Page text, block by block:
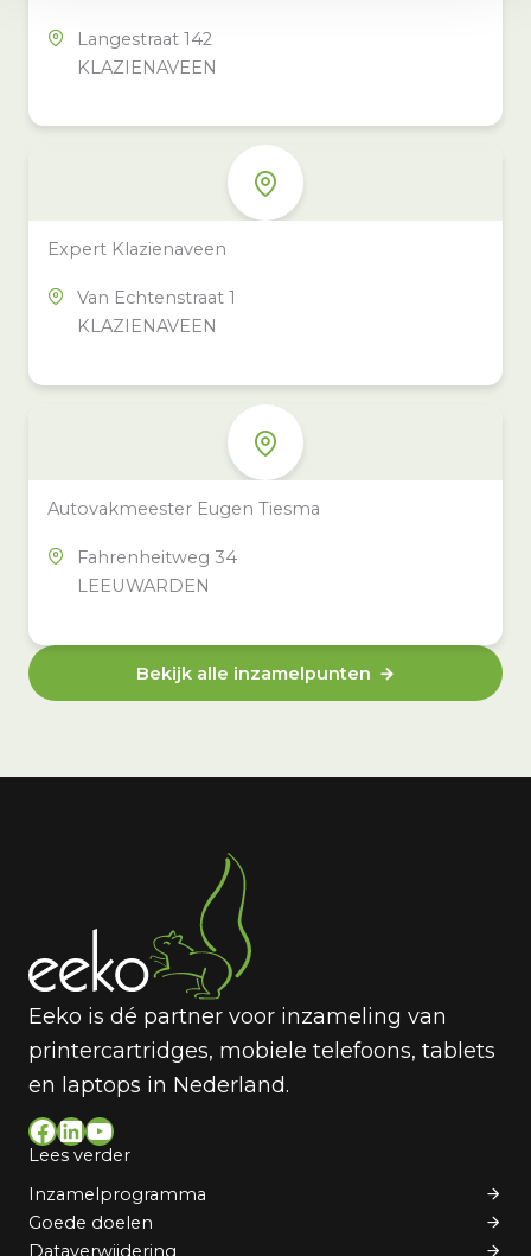
Langestraat 142
KLAZIENAVEEN
Expert Klazienaveen
Van Echtenstraat 1
KLAZIENAVEEN
Autovakmeester Eugen Tiesma
Fahrenheitweg 34
LEEUWARDEN
Bekijk alle inzamelpunten
Eeko is dé partner voor inzameling van
printercartridges, mobiele telefoons, tablets
en laptops in Nederland.
Facebook LinkedIn YouTube
Lees verder
Inzamelprogramma
Goede doelen